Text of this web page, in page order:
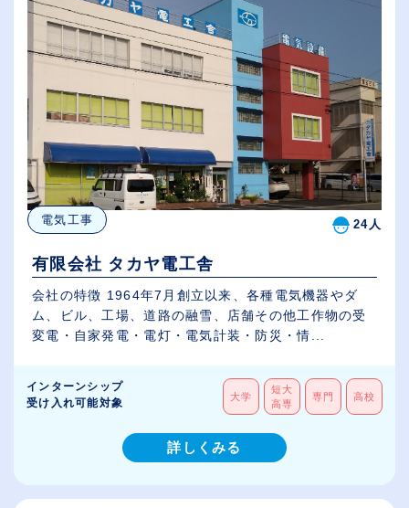
休日数が多い順
電気工事 24人
有限会社 タカヤ電工舎
会社の特徴 1964年7月創立以来、各種電気機器やダ
ム、ビル、工場、道路の融雪、店舗その他工作物の受
変電・自家発電・電灯・電気計装・防災・情...
インターンシップ
受け入れ可能対象
大学
短大
高専
専門 高校
詳しくみる